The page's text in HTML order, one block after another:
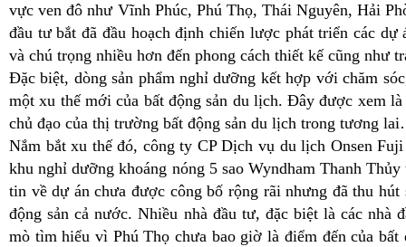
vực ven đô như Vĩnh Phúc, Phú Thọ, Thái Nguyên, Hải
đầu tư bắt đã đầu hoạch định chiến lược phát triển các dự
và chú trọng nhiều hơn đến phong cách thiết kế cũng như
Đặc biệt, dòng sản phẩm nghỉ dưỡng kết hợp với chăm
một xu thế mới của bất động sản du lịch. Đây được xem
chủ đạo của thị trường bất động sản du lịch trong tương
Nắm bắt xu thế đó, công ty CP Dịch vụ du lịch Onsen
khu nghỉ dưỡng khoáng nóng 5 sao Wyndham Thanh
tin về dự án chưa được công bố rộng rãi nhưng đã thu
động sản cả nước. Nhiều nhà đầu tư, đặc biệt là các nhà
mò tìm hiểu vì Phú Thọ chưa bao giờ là điểm đến của